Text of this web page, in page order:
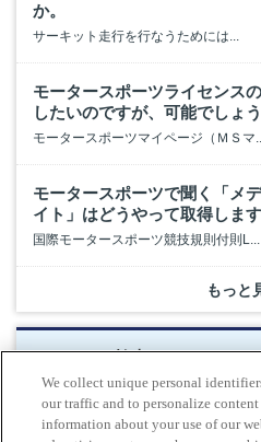
か。
サーキット走行を行なうためには...
モータースポーツライセンス
したいのですが、可能でしょ
モータースポーツマイページ（ＭＳマ...
モータースポーツで聞く「メ
イト」はどうやって取得しま
国際モータースポーツ競技規則付則L...
もっと
キーワード検索
We collect unique personal
our traffic and to personalize content
information about your use of our